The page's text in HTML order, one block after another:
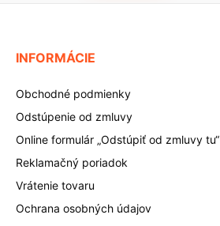
INFORMÁCIE
Obchodné podmienky
Odstúpenie od zmluvy
Online formulár „Odstúpiť od zmluvy tu“
Reklamačný poriadok
Vrátenie tovaru
Ochrana osobných údajov